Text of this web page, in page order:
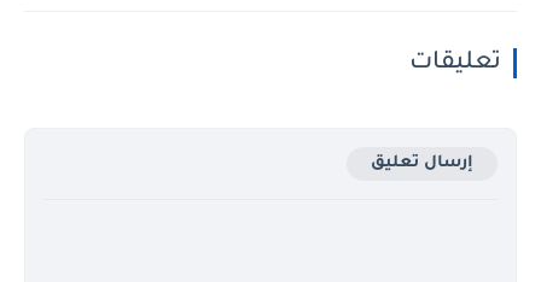
تعليقات
إرسال تعليق